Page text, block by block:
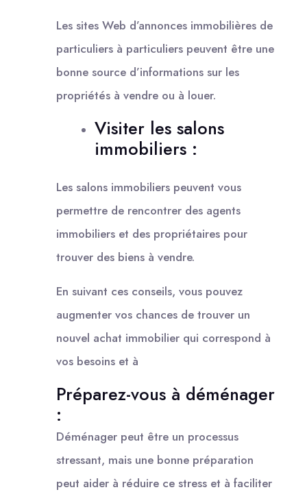
Les sites Web d’annonces immobilières de
particuliers à particuliers peuvent être une
bonne source d’informations sur les
propriétés à vendre ou à louer.
Visiter les salons
immobiliers :
Les salons immobiliers peuvent vous
permettre de rencontrer des agents
immobiliers et des propriétaires pour
trouver des biens à vendre.
En suivant ces conseils, vous pouvez
augmenter vos chances de trouver un
nouvel achat immobilier qui correspond à
vos besoins et à
Préparez-vous à déménager
:
Déménager peut être un processus
stressant, mais une bonne préparation
peut aider à réduire ce stress et à faciliter